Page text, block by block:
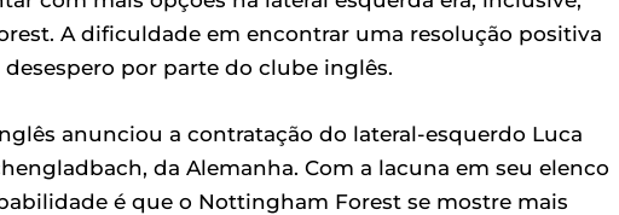
A dificuldade em encontrar uma resolução positiva
por parte do clube inglês.
anunciou a contratação do lateral-esquerdo Luca
da Alemanha. Com a lacuna em seu elenco
é que o Nottingham Forest se mostre mais